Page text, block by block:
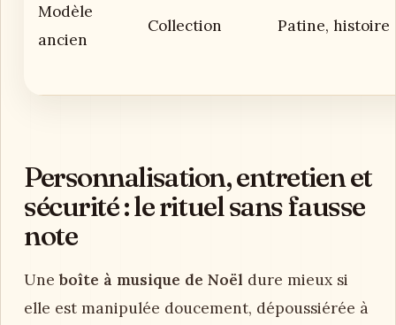
Modèle
ancien
Collection Patine, histoire
Personnalisation, entretien et
sécurité : le rituel sans fausse
note
Uneboîte à musique de Noël dure mieux si
elle est manipulée doucement, dépoussiérée à